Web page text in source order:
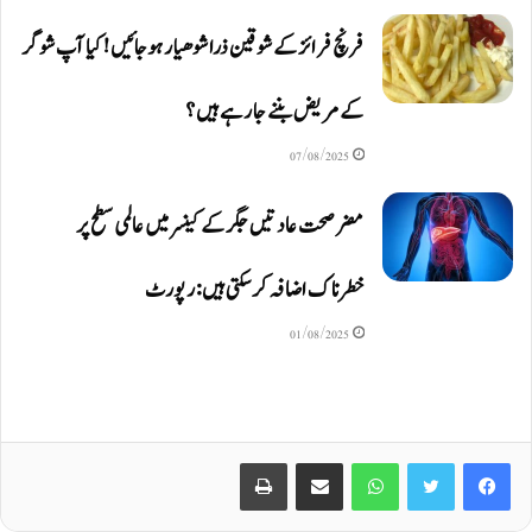
فرنچ فرائز کے شوقین ذرا شوھیار ہوجائیں ! کیا آپ شوگر
کے مریض بننے جا رہے ہیں ؟
07/08/2025
مضر صحت عادتیں جگر کے کینسر میں عالمی سطح پر
خطرناک اضافہ کر سکتی ہیں: رپورٹ
01/08/2025
Facebook
Twitter
WhatsApp
Share via Email
Print